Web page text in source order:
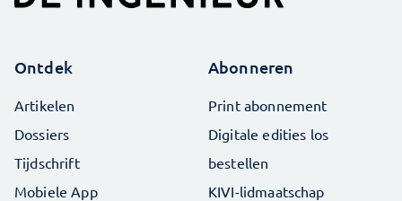
Ontdek
Artikelen
Dossiers
Tijdschrift
Mobiele App
Abonneren
Print abonnement
Digitale edities los
bestellen
KIVI-lidmaatschap